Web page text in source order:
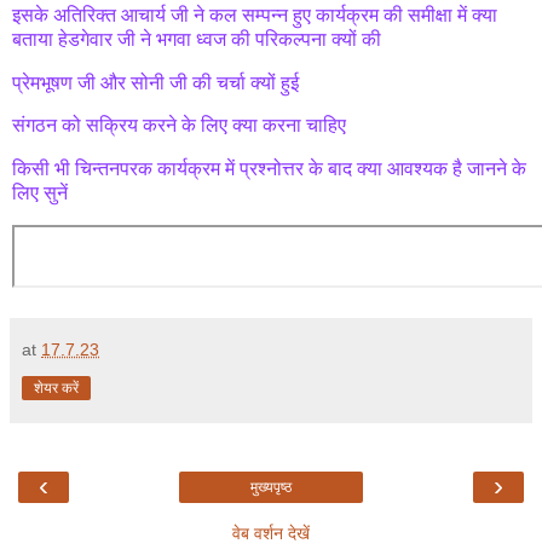
इसके अतिरिक्त आचार्य जी ने कल सम्पन्न हुए कार्यक्रम की समीक्षा में क्या
बताया हेडगेवार जी ने भगवा ध्वज की परिकल्पना क्यों की
प्रेमभूषण जी और सोनी जी की चर्चा क्यों हुई
संगठन को सक्रिय करने के लिए क्या करना चाहिए
किसी भी चिन्तनपरक कार्यक्रम में प्रश्नोत्तर के बाद क्या आवश्यक है जानने के
लिए सुनें
at 17.7.23
शेयर करें
‹ ›
मुख्यपृष्ठ
वेब वर्शन देखें